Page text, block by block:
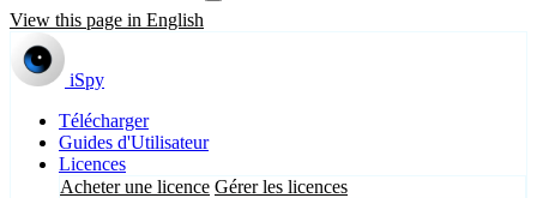
View this page in English
iSpy
Télécharger
Guides d'Utilisateur
Licences
Acheter une licence Gérer les licences